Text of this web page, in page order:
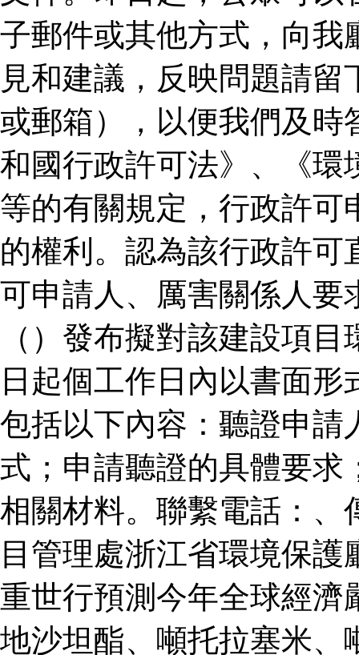
子郵件或其他方式，向我
見和建議，反映問題請
或郵箱），以便我們及時
和國行政許可法》、《環
等的有關規定，行政許可
的權利。認為該行政許
可申請人、厲害關係人要
（）發布擬對該建設項
日起個工作日內以書面
包括以下內容：聽證申請
式；申請聽證的具體要求
相關材料。聯繫電話：、
目管理處浙江省環境保護
重世行預測今年全球經
地沙坦酯、噸托拉塞米、